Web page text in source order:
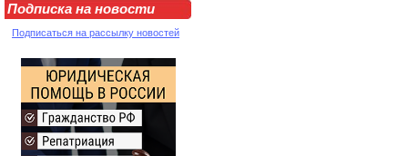
Подписка на новости
Подписаться на рассылку новостей